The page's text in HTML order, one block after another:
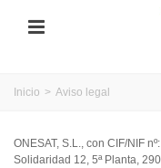
Inicio > Aviso legal
ONESAT, S.L., con CIF/NIF
Solidaridad 12, 5ª Planta,